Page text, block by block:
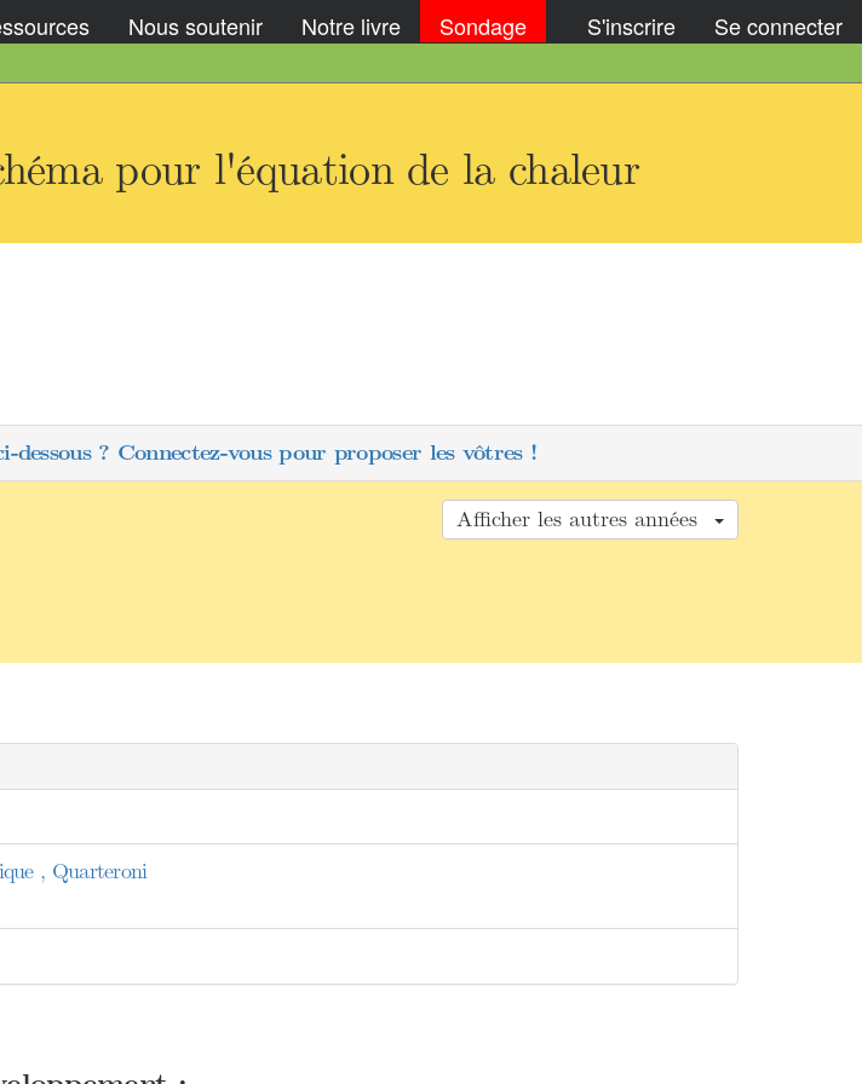
Nous soutenir Notre livre Sondage S'inscrire Se connecter
pour l'équation de la chaleur
dessous ? Connectez-vous pour proposer les vôtres !
Afficher les autres années
, Quarteroni